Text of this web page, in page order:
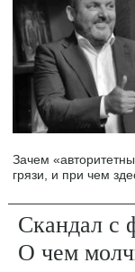
Зачем
грязи, и при чем
Скандал с
О чем